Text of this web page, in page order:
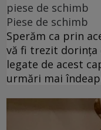
piese de schimb
Piese de schimb
Sperăm ca prin
vă fi trezit dorința
legate de acest
urmări mai